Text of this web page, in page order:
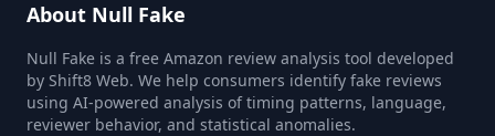
About Null Fake
Null Fake is a free Amazon review analysis tool developed
by Shift8 Web. We help consumers identify fake reviews
using AI-powered analysis of timing patterns, language,
reviewer behavior, and statistical anomalies.